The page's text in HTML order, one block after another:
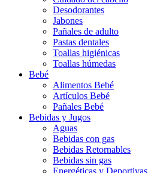
Desodorantes
Jabones
Pañales de adulto
Pastas dentales
Toallas higiénicas
Toallas húmedas
Bebé
Alimentos Bebé
Artículos Bebé
Pañales Bebé
Bebidas y Jugos
Aguas
Bebidas con gas
Bebidas Retornables
Bebidas sin gas
Energéticas y Deportivas